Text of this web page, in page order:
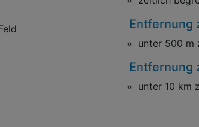
Entfernung
unter 500 m
Entfernung
unter 10 km